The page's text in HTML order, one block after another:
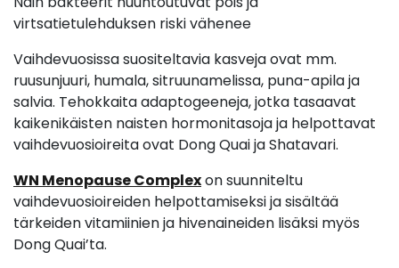
virtsatietulehduksen riski vähenee
Vaihdevuosissa suositeltavia kasveja ovat mm.
ruusunjuuri, humala, sitruunamelissa, puna-apila ja
salvia. Tehokkaita adaptogeeneja, jotka tasaavat
kaikenikäisten naisten hormonitasoja ja helpottavat
vaihdevuosioireita ovat Dong Quai ja Shatavari.
WN Menopause Complexon suunniteltu
vaihdevuosioireiden helpottamiseksi ja sisältää
tärkeiden vitamiinien ja hivenaineiden lisäksi myös
Dong Quai’ta.